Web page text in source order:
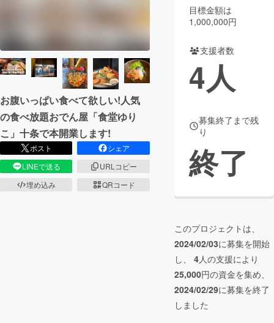
CAMPFIRE for Social Good CAMPFIRE Creation
CAMPFIREふるさと納税machi-ya コミュニティ
お腹いっぱい食べて欲しい!人気
の食べ放題おでん屋「食堂ゆり
こ」十条で本開業します!
ポスト
シェア
LINEで送る
URLコピー
埋め込み
QRコード
目標金額は
1,000,000円
支援者数
4人
募集終了まで残
り
終了
このプロジェクトは、
2024/02/03に募集を開始
し、 4人の支援により
25,000円の資金を集め、
2024/02/29に募集を終了
しました